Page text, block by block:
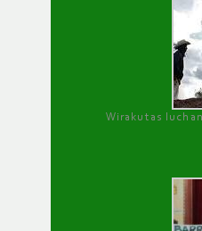
Wirakutas